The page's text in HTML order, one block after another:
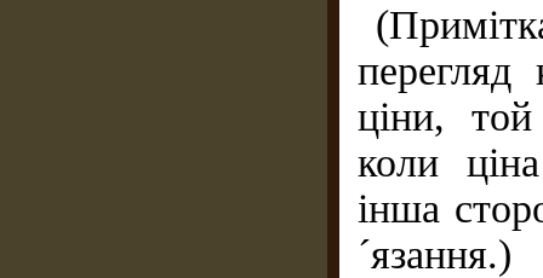
перегляд
ціни,
коли
інша
´язання.)